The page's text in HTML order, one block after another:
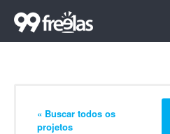
« Buscar todos os
projetos